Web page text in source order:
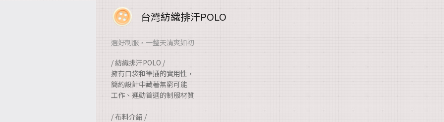
台灣紡織排汗POLO
選好制服，一整天清爽如初
/ 紡織排汗POLO /
擁有口袋和筆插的實用性，
簡約設計中藏著無窮可能
工作、運動首選的制服材質
/ 布料介紹 /